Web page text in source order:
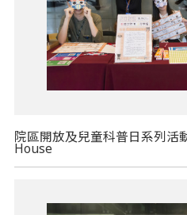
院區開放及兒童科普日系列活
House